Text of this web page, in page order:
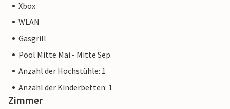
Xbox
WLAN
Gasgrill
Pool Mitte Mai - Mitte Sep.
Anzahl der Hochstühle: 1
Anzahl der Kinderbetten: 1
Zimmer